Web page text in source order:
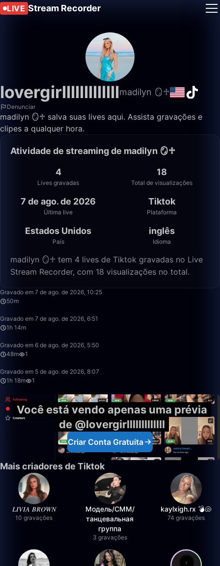
LIVE Stream Recorder
lovergirlllllllllllllmadilyn 🪞♱
Denunciar
madilyn 🪞♱ salva suas lives aqui. Assista gravações e
clipes a qualquer hora.
Atividade de streaming de madilyn 🪞♱
4
Lives gravadas
18
Total de visualizações
7 de ago. de 2026
Última live
Tiktok
Plataforma
Estados Unidos
País
inglês
Idioma
madilyn 🪞♱ tem 4 lives de Tiktok gravadas no Live
Stream Recorder, com 18 visualizações no total.
Gravado em 7 de ago. de 2026, 10:25
50m
Gravado em 7 de ago. de 2026, 6:51
1h 14m
Gravado em 6 de ago. de 2026, 5:50
48m
1
Gravado em 5 de ago. de 2026, 8:07
1h 18m
1
Você está vendo apenas uma prévia
de @lovergirlllllllllllll
Criar Conta Gratuita
Mais criadores de Tiktok
𝐿𝐼𝑉𝐼𝐴 𝐵𝑅𝑂𝑊𝑁
10 gravações
Модель/СММ/
танцевальная
группа
3 gravações
kaylxigh.rx 💣🐚
74 gravações